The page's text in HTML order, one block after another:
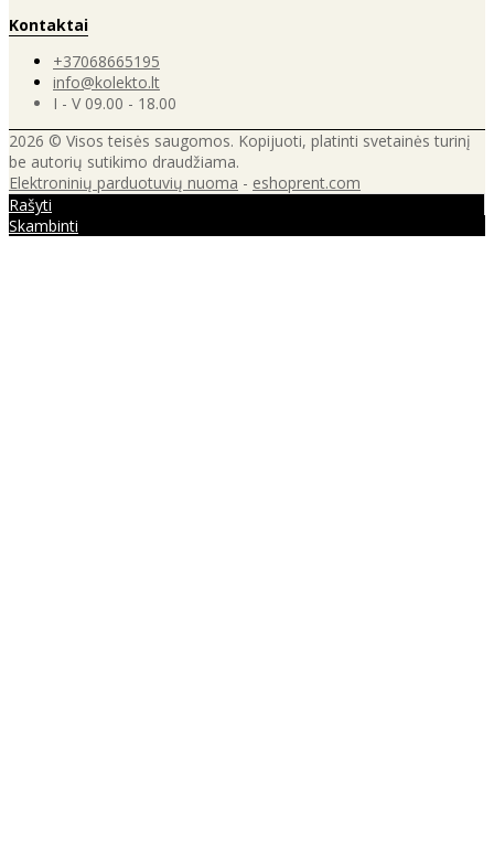
Kontaktai
+37068665195
info@kolekto.lt
I - V 09.00 - 18.00
2026 © Visos teisės saugomos. Kopijuoti, platinti svetainės turinį
be autorių sutikimo draudžiama.
Elektroninių parduotuvių nuoma - eshoprent.com
Rašyti
Skambinti